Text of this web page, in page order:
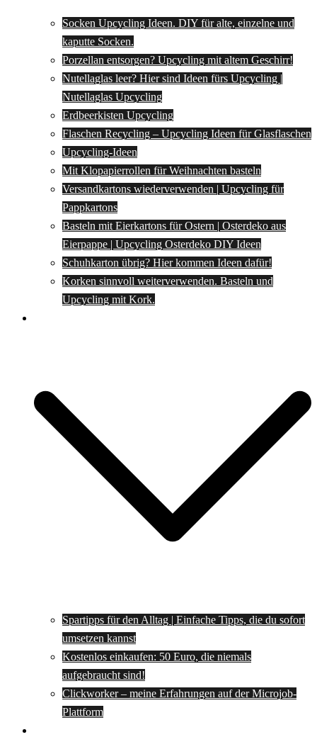
Socken Upcycling Ideen. DIY für alte, einzelne und
kaputte Socken.
Porzellan entsorgen? Upcycling mit altem Geschirr!
Nutellaglas leer? Hier sind Ideen fürs Upcycling |
Nutellaglas Upcycling
Erdbeerkisten Upcycling
Flaschen Recycling – Upcycling Ideen für Glasflaschen
Upcycling-Ideen
Mit Klopapierrollen für Weihnachten basteln
Versandkartons wiederverwenden | Upcycling für
Pappkartons
Basteln mit Eierkartons für Ostern | Osterdeko aus
Eierpappe | Upcycling Osterdeko DIY Ideen
Schuhkarton übrig? Hier kommen Ideen dafür!
Korken sinnvoll weiterverwenden. Basteln und
Upcycling mit Kork.
Spartipps für den Alltag | Einfache Tipps, die du sofort
umsetzen kannst
Kostenlos einkaufen: 50 Euro, die niemals
aufgebraucht sind!
Clickworker – meine Erfahrungen auf der Microjob-
Plattform